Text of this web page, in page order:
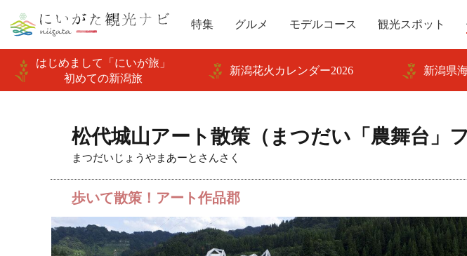
特集 グルメ モデルコース 観光スポット
はじめまして「にいが旅」
初めての新潟旅
新潟花火カレンダー2026 新潟県
松代城山アート散策（まつだい「農舞台」
まつだいじょうやまあーとさんさく
歩いて散策！アート作品郡